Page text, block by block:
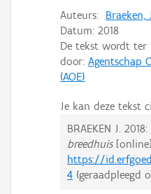
Auteurs: Braeken,
Datum: 2018
De tekst wordt ter
door: Agentschap
(AOE)
Je kan deze tekst
BRAEKEN J. 2018:
breedhuis[online],
https://
4 (geraadpleegd